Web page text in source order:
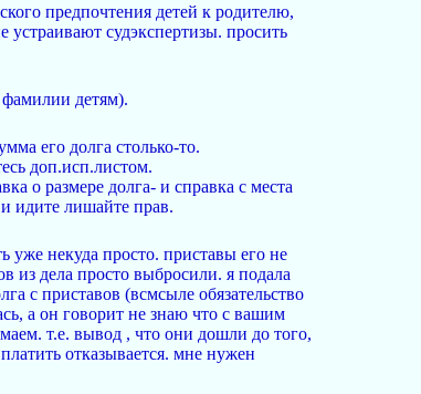
предпочтения детей к родителю,
устраивают судэкспертизы. просить
детям).
его долга столько-то.
доп.исп.листом.
о размере долга- и справка с места
идите лишайте прав.
уже некуда просто. приставы его не
из дела просто выбросили. я подала
с приставов (всмсыле обязательство
а он говорит не знаю что с вашим
т.е. вывод , что они дошли до того,
отказывается. мне нужен